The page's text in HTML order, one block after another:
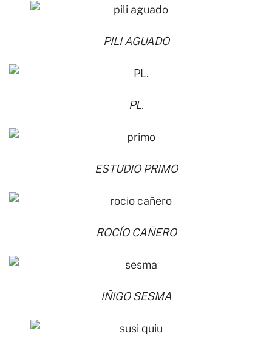
PILI AGUADO
PL.
ESTUDIO PRIMO
ROCÍO CAÑERO
IÑIGO SESMA